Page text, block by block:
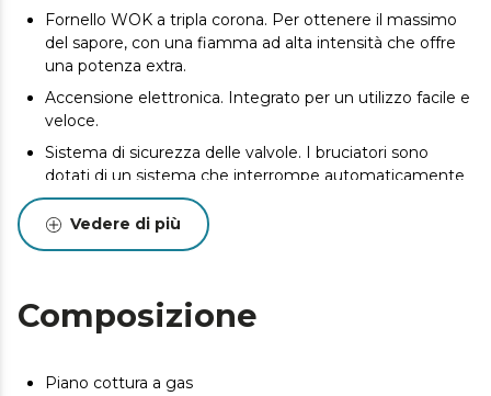
Fornello WOK a tripla corona. Per ottenere il massimo
del sapore, con una fiamma ad alta intensità che offre
una potenza extra.
Accensione elettronica. Integrato per un utilizzo facile e
veloce.
Sistema di sicurezza delle valvole. I bruciatori sono
dotati di un sistema che interrompe automaticamente
l'alimentazione del gas se la fiamma del bruciatore si
spegne.
Accessorio per la conversione a gas butano. Se
Vedere di più
Composizione
Piano cottura a gas